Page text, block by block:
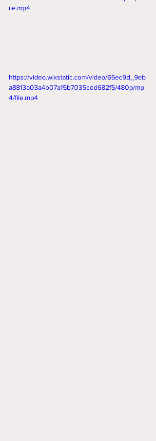
ile.mp4
https://video.wixstatic.com/video/65ec9d_9eb
a8813a03a4b07a15b7035cdd682f5/480p/mp
4/file.mp4